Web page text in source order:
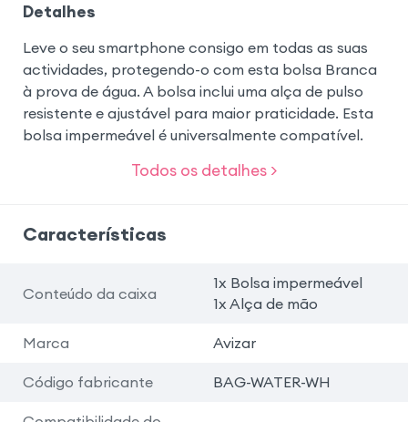
Detalhes
Leve o seu smartphone consigo em todas as suas
actividades, protegendo-o com esta bolsa Branca
à prova de água. A bolsa inclui uma alça de pulso
resistente e ajustável para maior praticidade. Esta
bolsa impermeável é universalmente compatível.
Todos os detalhes >
Características
Conteúdo da caixa
1x Bolsa impermeável
1x Alça de mão
Marca Avizar
Código fabricante BAG-WATER-WH